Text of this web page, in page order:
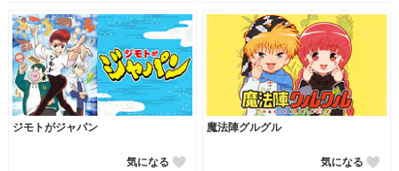
ジモトがジャパン
気になる
魔法陣グルグル
気になる